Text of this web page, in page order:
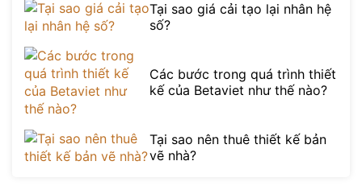
Tại sao giá cải tạo lại nhân hệ
số?
Các bước trong quá trình thiết
kế của Betaviet như thế nào?
Tại sao nên thuê thiết kế bản
vẽ nhà?